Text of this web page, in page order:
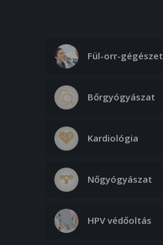
Fül-orr-gégészet
Bőrgyógyászat
Kardiológia
Nőgyógyászat
HPV védőoltás